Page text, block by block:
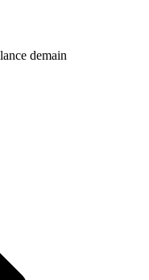
demain